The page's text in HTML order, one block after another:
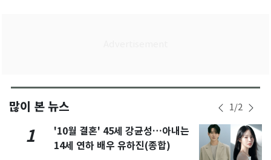
많이 본 뉴스 1/2
1
'10월 결혼' 45세 강균성…아내는
14세 연하 배우 유하진(종합)